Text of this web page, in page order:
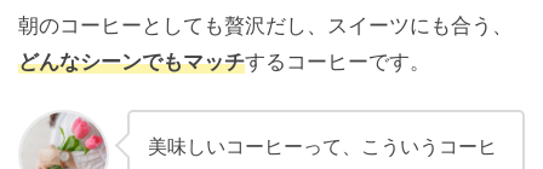
朝のコーヒーとしても贅沢だし、スイーツにも合う、
どんなシーンでもマッチするコーヒーです。
美味しいコーヒーって、こういうコーヒ